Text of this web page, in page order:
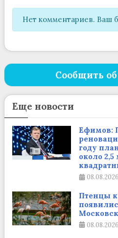
Нет комментариев. Ваш
Сообщить
Еще новости
Ефимов:
году
около
08.08.2026
Птенцы
08.08.2026